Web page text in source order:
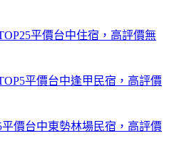
平價台中住宿，高評價無
平價台中逢甲民宿，高評價
平價台中東勢林場民宿，高評價